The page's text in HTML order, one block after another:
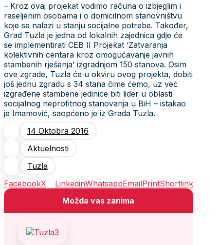
– Kroz ovaj projekat vodimo računa o izbjeglim i
raseljenim osobama i o domicilnom stanovništvu
koje se nalazi u stanju socijalne potrebe. Također,
Grad Tuzla je jedna od lokalnih zajednica gdje će
se implementirati CEB II Projekat ‘Zatvaranja
kolektivnih centara kroz omogućavanje javnih
stambenih rješenja’ izgradnjom 150 stanova. Osim
ove zgrade, Tuzla će u okviru ovog projekta, dobiti
još jednu zgradu s 34 stana čime ćemo, uz već
izgrađene stambene jedinice biti lider u oblasti
socijalnog neprofitnog stanovanja u BiH – istakao
je Imamović, saopćeno je iz Grada Tuzla.
14 Oktobra 2016
Aktuelnosti
Tuzla
FacebookX LinkedinWhatsappEmailPrintShortlink
Možda vas zanima